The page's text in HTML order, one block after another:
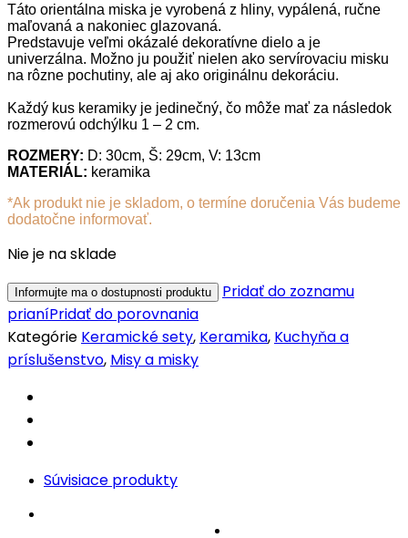
Táto orientálna miska je vyrobená z hliny, vypálená, ručne
maľovaná a nakoniec glazovaná.
Predstavuje veľmi okázalé dekoratívne dielo a je
univerzálna. Možno ju použiť nielen ako servírovaciu misku
na rôzne pochutiny, ale aj ako originálnu dekoráciu.
Každý kus keramiky je jedinečný, čo môže mať za následok
rozmerovú odchýlku 1 – 2 cm.
ROZMERY: D: 30cm, Š: 29cm, V: 13cm
MATERIÁL: keramika
*Ak produkt nie je skladom, o termíne doručenia Vás budeme
dodatočne informovať.
Nie je na sklade
Pridať do zoznamu
prianíPridať do porovnania
Kategórie Keramické sety, Keramika, Kuchyňa a
príslušenstvo, Misy a misky
Súvisiace produkty